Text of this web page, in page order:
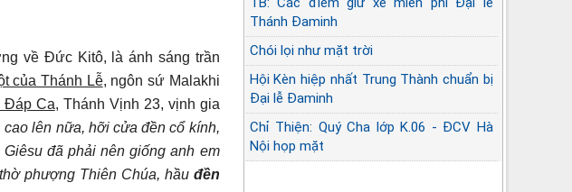
về Đức Kitô, là ánh sáng trần
của Thánh Lễ, ngôn sứ Malakhi
Đáp Ca, Thánh Vịnh 23, vịnh gia
lên nữa, hỡi cửa đền cổ kính,
đã phải nên giống anh em
phượng Thiên Chúa, hầu đền
Thánh Đaminh
Chói lọi như mặt trời
Hội Kèn hiệp nhất Trung Thành chuẩn bị
Đại lễ Đaminh
Chỉ Thiện: Quý Cha lớp K.06 - ĐCV Hà
Nội họp mặt